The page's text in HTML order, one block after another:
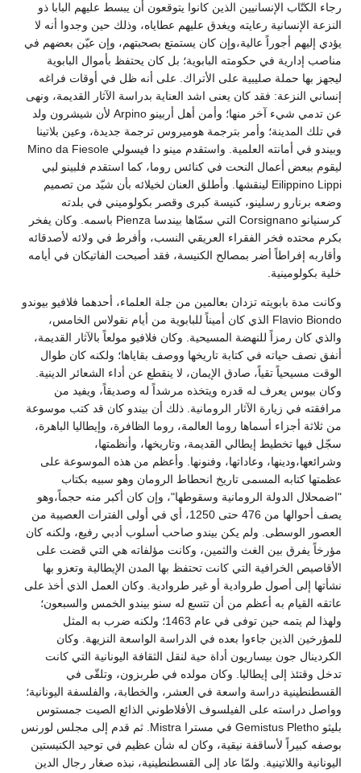
رجاء الكتّاب الإنسانيين الذين كانوا يتوقعون أن يبسط عليهم البابا ذو
النزعة الإنسانية رعايته ويغدق عليهم عطاياه، وذلك حين وجدوا أنه لا
يؤدي إليهم أجوراً عالية،وإن كان يستمتع بصحبتهم، وإن عيّن بعضهم في
مناصب إدارية في حكومته البابوية؛ بل كان يحتفظ بأموال البابوية
ليجهز بها حملة صليبية على الأتراك. على أنه ظل في أوقات فراغه
إنساني النزعة: فقد كان يعنى اشد العناية بدراسة الآثار القديمة، ونهى
عن تدمي شيء آخر منها؛ وأمن أهل أربينو Arpino لأن شيشرون ولد
في تلك المدينة؛ وأمر بترجمة هوميروس ترجمة جديدة، وعين بلاتينا
وبيندو في أمانته العلمية. واستقدم مينو دا فيسولي Mino da Fiesole
ليقوم ببعض أعمال النحت في كنائس روما، كما استقدم فلبينو لبي
Eilippino Lippi لينقشها. وأطلق العنان لخيلائه بأن شيّد من تصميم
وضعه برنارو رسلينو، كنيسة كبرى وقصر بكولوميني في بلدته
كرسنيانو Corsignano التي سمّاها بيندسا Pienza باسمه. وكان يفخر
بكرم محتده فخر الفقراء العريقي النسب، وأفرط في ولائه لأصدقائه
وأقاربه إفراطاً أضر بمصالح الكنيسة، فقد أصبحت الفاتيكان في أيامه
خلية بكولومينية.
وكانت مدة بابويته تزدان بعالمين من جلة العلماء، أحدهما فلافيو بيوندو
Flavio Biondo الذي كان أميناً للبابوية من أيام نقولاس الخامس،
والذي كان رمزاً للنهضة المسيحية. وكان فلافيو مولعاً بالآثار القديمة،
أنفق نصف حياته في كتابة تاريخها ووصف بقاياها؛ ولكنه كان طوال
الوقت مسيحياً تقياً، صادق الإيمان، لا ينقطع عن أداء الشعائر الدينية.
وكان بيوس يعرف له قدره ويتخذه مرشداً له وصديقاً، ويفيد من
مرافقته في زيارة الآثار الرومانية. ذلك أن بيندو كان قد كتب موسوعة
من ثلاثة أجزاء أسماها روما العالمة، روما الظافرة، وإيطاليا الباهرة،
سجّل فيها تخطيط إيطالي القديمة، وتاريخها، وأنظمتها،
وشرائعها،ودينها، وعاداتها، وفنونها. وأعظم من هذه الموسوعة على
عظمتها كتابه المسمى تاريخ انحطاط الرومان وهو سبيه بكتاب
"اضمحلال الدولة الرومانية وسقوطها"، وإن كان أكبر منه حجماً،وهو
يصف أحوالها من 476 حتى 1250، أي في أولى الفترات العصيبة من
العصور الوسطى. ولم يكن بيندو صاحب أسلوب أدبي رفيع، ولكنه كان
مؤرخاً يفرق بين الغث والثمين، وكانت مؤلفاته هي التي قضت على
الأقاصيص الخرافية التي كانت تحتفظ بها المدن الإيطالية وتعزو بها
نشأتها إلى أصول طروادية أو غير طروادية. وكان العمل الذي أخذ على
عاتقه القيام به أعظم من أن تتسع له سنو بيندو الخمس والسبعون؛
ولهذا لم يتمه حين توفى في عام 1463؛ ولكنه ضرب به المثل
للمؤرخين الذين جاءوا بعده في الدراسة الواسعة النزيهة. وكان
الكردينال جون بيساريون أداة حية لنقل الثقافة اليونانية التي كانت
تدخل وقتئذ إلى إيطاليا. وكان مولده في طربزون، وتلقّى في
القسطنطينية دراسة واسعة في العشر، والخطابة، والفلسفة اليونانية؛
وواصل دراسته على الفيلسوف الأفلاطوني الذائع الصيت جمستوس
بليثو Gemistus Pletho في مسترا Mistra. ثم قدم إلى مجلس لورنس
بوصفه كبيراً لأساقفة نيقية، وكان له شأن عظيم في توحيد الكنيستين
اليونانية واللاتينية. ولمّا عاد إلى القسطنطينية، نبذه صغار رجال الدين